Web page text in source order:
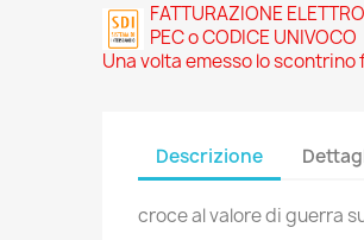
FATTURAZIONE
PEC o CODICE UNIVOCO
Una volta emesso lo
Descrizione
croce al valore di guerra